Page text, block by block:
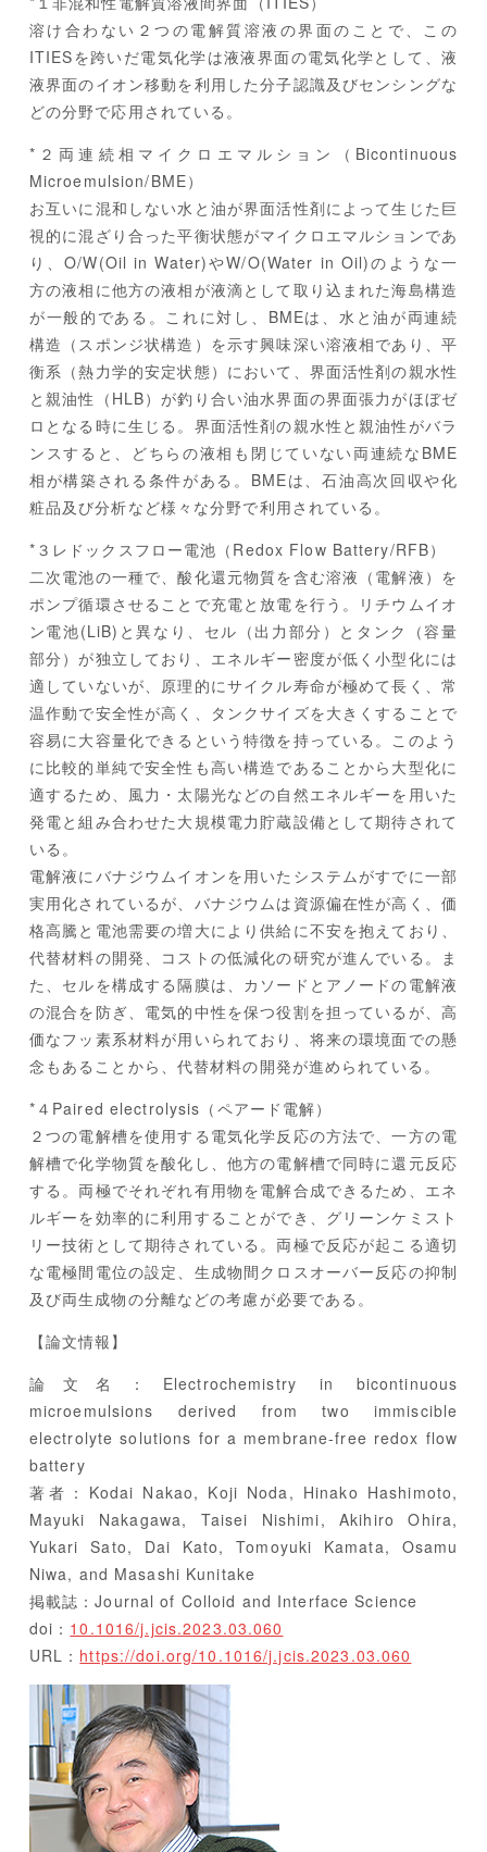
溶け合わない２つの電解質溶液の界面のことで、この
ITIESを跨いだ電気化学は液液界面の電気化学として、液
液界面のイオン移動を利用した分子認識及びセンシングな
どの分野で応用されている。
*２両連続相マイクロエマルション（Bicontinuous
Microemulsion/BME）
お互いに混和しない水と油が界面活性剤によって生じた巨
視的に混ざり合った平衡状態がマイクロエマルションであ
り、O/W(Oil in Water)やW/O(Water in Oil)のような一
方の液相に他方の液相が液滴として取り込まれた海島構造
が一般的である。これに対し、BMEは、水と油が両連続
構造（スポンジ状構造）を示す興味深い溶液相であり、平
衡系（熱力学的安定状態）において、界面活性剤の親水性
と親油性（HLB）が釣り合い油水界面の界面張力がほぼゼ
ロとなる時に生じる。界面活性剤の親水性と親油性がバラ
ンスすると、どちらの液相も閉じていない両連続なBME
相が構築される条件がある。BMEは、石油高次回収や化
粧品及び分析など様々な分野で利用されている。
*３レドックスフロー電池（Redox Flow Battery/RFB）
二次電池の一種で、酸化還元物質を含む溶液（電解液）を
ポンプ循環させることで充電と放電を行う。リチウムイオ
ン電池(LiB)と異なり、セル（出力部分）とタンク（容量
部分）が独立しており、エネルギー密度が低く小型化には
適していないが、原理的にサイクル寿命が極めて長く、常
温作動で安全性が高く、タンクサイズを大きくすることで
容易に大容量化できるという特徴を持っている。このよう
に比較的単純で安全性も高い構造であることから大型化に
適するため、風力・太陽光などの自然エネルギーを用いた
発電と組み合わせた大規模電力貯蔵設備として期待されて
いる。
電解液にバナジウムイオンを用いたシステムがすでに一部
実用化されているが、バナジウムは資源偏在性が高く、価
格高騰と電池需要の増大により供給に不安を抱えており、
代替材料の開発、コストの低減化の研究が進んでいる。ま
た、セルを構成する隔膜は、カソードとアノードの電解液
の混合を防ぎ、電気的中性を保つ役割を担っているが、高
価なフッ素系材料が用いられており、将来の環境面での懸
念もあることから、代替材料の開発が進められている。
*４Paired electrolysis（ペアード電解）
２つの電解槽を使用する電気化学反応の方法で、一方の電
解槽で化学物質を酸化し、他方の電解槽で同時に還元反応
する。両極でそれぞれ有用物を電解合成できるため、エネ
ルギーを効率的に利用することができ、グリーンケミスト
リー技術として期待されている。両極で反応が起こる適切
な電極間電位の設定、生成物間クロスオーバー反応の抑制
及び両生成物の分離などの考慮が必要である。
【論文情報】
論文名：Electrochemistry in bicontinuous
microemulsions derived from two immiscible
electrolyte solutions for a membrane-free redox flow
battery
著者：Kodai Nakao, Koji Noda, Hinako Hashimoto,
Mayuki Nakagawa, Taisei Nishimi, Akihiro Ohira,
Yukari Sato, Dai Kato, Tomoyuki Kamata, Osamu
Niwa, and Masashi Kunitake
掲載誌：Journal of Colloid and Interface Science
doi： 10.1016/j.jcis.2023.03.060
URL： https://doi.org/10.1016/j.jcis.2023.03.060